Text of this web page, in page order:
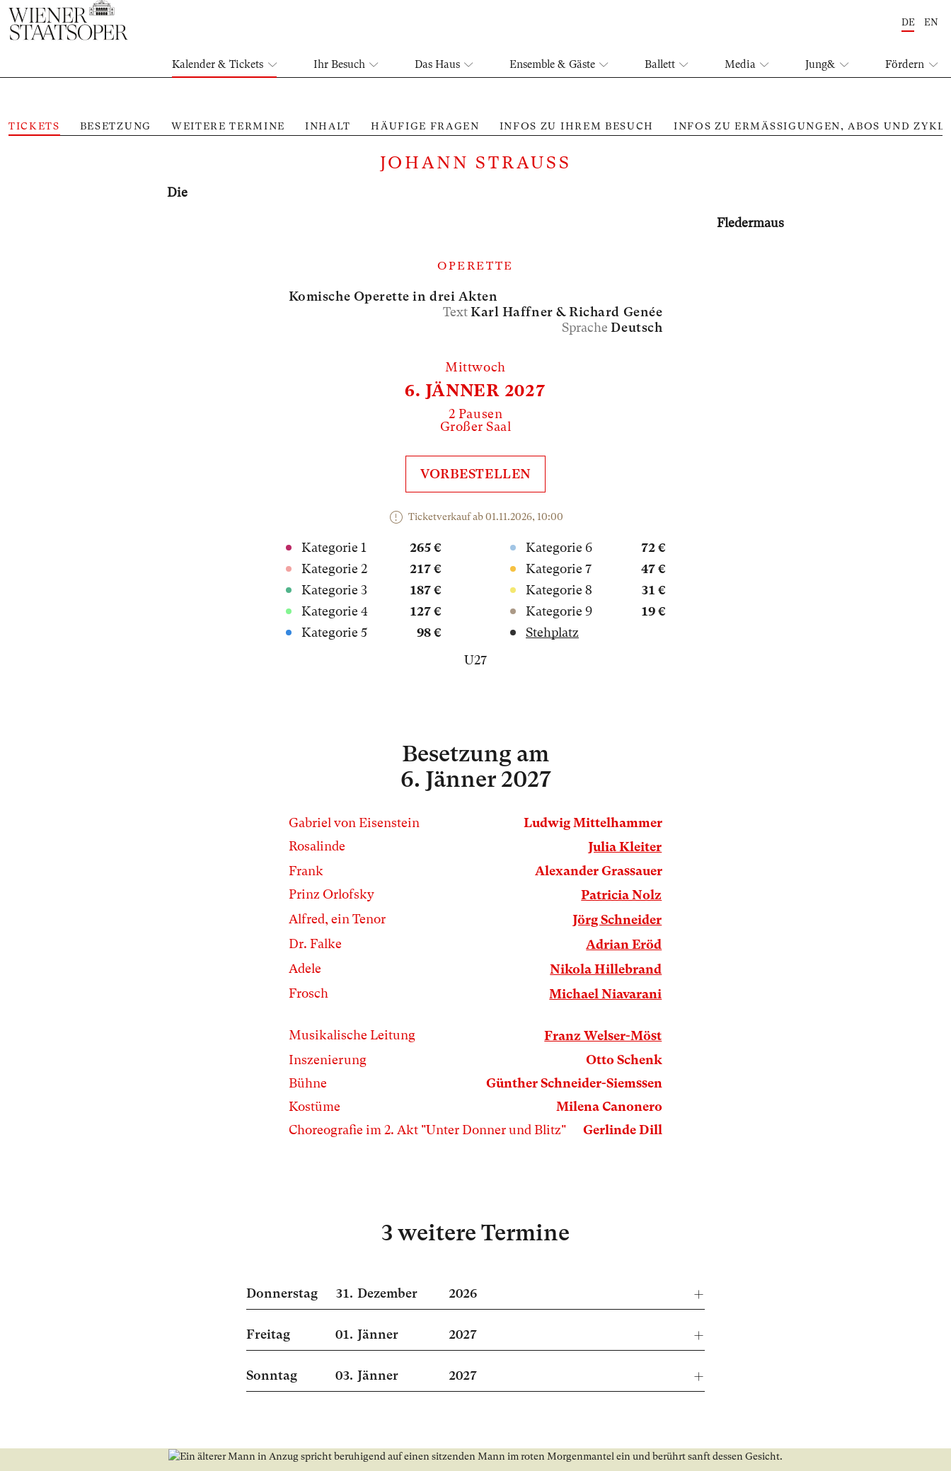
DE EN
Kalender & Tickets Ihr Besuch Das Haus Ensemble & Gäste Ballett Media Jung& Fördern
TICKETS BESETZUNG WEITERE TERMINE INHALT HÄUFIGE FRAGEN INFOS ZU IHREM BESUCH INFOS ZU ERMÄSSIGUNGEN, ABOS UND
JOHANN STRAUSS
Die
Fleder­maus
OPERETTE
Komische Operette in drei Akten
TextKarl Haffner &Richard Genée
SpracheDeutsch
Mittwoch
6. JÄNNER 2027
2 Pausen
Großer Saal
VORBESTELLEN
Ticketverkauf ab 01.11.2026, 10:00
Kategorie 1
265 €
Kategorie 2
217 €
Kategorie 3
187 €
Kategorie 4
127 €
Kategorie 5
98 €
Kategorie 6
72 €
Kategorie 7
47 €
Kategorie 8
31 €
Kategorie 9
19 €
Stehplatz
U27
Besetzung am
6. Jänner 2027
Gabriel von Eisenstein
Ludwig Mittelhammer
Rosalinde
Julia Kleiter
Frank
Alexander Grassauer
Prinz Orlofsky
Patricia Nolz
Alfred, ein Tenor
Jörg Schneider
Dr. Falke
Adrian Eröd
Adele
Nikola Hillebrand
Frosch
Michael Niavarani
Musikalische Leitung
Franz Welser-Möst
Inszenierung
Otto Schenk
Bühne
Günther Schneider-Siemssen
Kostüme
Milena Canonero
Choreografie im 2. Akt "Unter Donner und Blitz"
Gerlinde Dill
3 weitere Termine
Donnerstag 31. Dezember 2026
Freitag 01. Jänner 2027
Sonntag 03. Jänner 2027